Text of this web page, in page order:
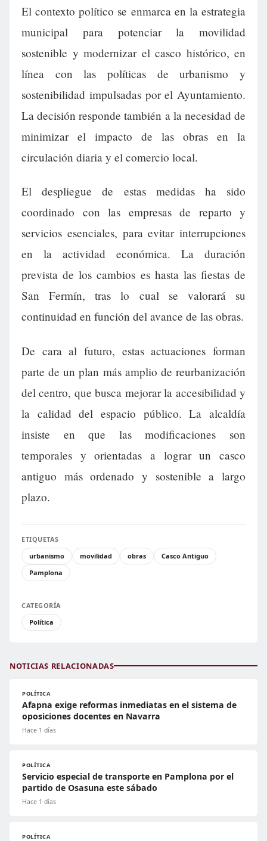
El contexto político se enmarca en la estrategia
municipal para potenciar la movilidad
sostenible y modernizar el casco histórico, en
línea con las políticas de urbanismo y
sostenibilidad impulsadas por el Ayuntamiento.
La decisión responde también a la necesidad de
minimizar el impacto de las obras en la
circulación diaria y el comercio local.
El despliegue de estas medidas ha sido
coordinado con las empresas de reparto y
servicios esenciales, para evitar interrupciones
en la actividad económica. La duración
prevista de los cambios es hasta las fiestas de
San Fermín, tras lo cual se valorará su
continuidad en función del avance de las obras.
De cara al futuro, estas actuaciones forman
parte de un plan más amplio de reurbanización
del centro, que busca mejorar la accesibilidad y
la calidad del espacio público. La alcaldía
insiste en que las modificaciones son
temporales y orientadas a lograr un casco
antiguo más ordenado y sostenible a largo
plazo.
ETIQUETAS
urbanismo
movilidad obras
Casco Antiguo
Pamplona
CATEGORÍA
Política
NOTICIAS RELACIONADAS
POLÍTICA
Afapna exige reformas inmediatas en el sistema de
oposiciones docentes en Navarra
Hace 1 días
POLÍTICA
Servicio especial de transporte en Pamplona por el
partido de Osasuna este sábado
Hace 1 días
POLÍTICA